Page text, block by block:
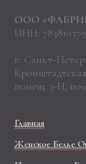
ООО
ИНН:
г. Санкт-
помещ. 3-Н,
Главная
Женское Белье